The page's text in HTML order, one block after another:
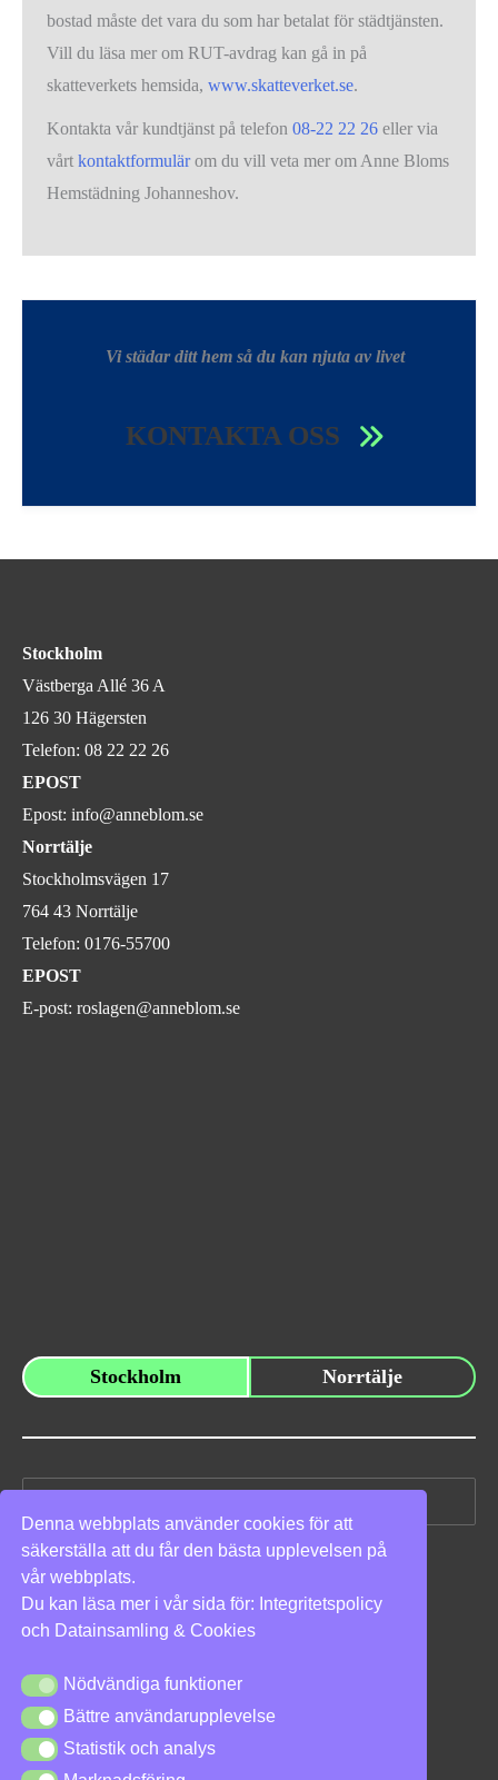
Denna webbplats använder cookies för att
säkerställa att du får den bästa upplevelsen på
vår webbplats.
Du kan läsa mer i vår sida för: Integritetspolicy
och Datainsamling & Cookies
Nödvändiga funktioner
Nödvändiga funktioner
Bättre användarupplevelse
Bättre användarupplevelse
Statistik och analys
Statistik och analys
bostad måste det vara du som har betalat för städtjänsten.
Vill du läsa mer om RUT-avdrag kan gå in på
skatteverkets hemsida,www.skatteverket.se.
Kontakta vår kundtjänst på telefon08-22 22 26 eller via
vårtkontaktformulärom du vill veta mer om Anne Bloms
Hemstädning Johanneshov.
Vi städar ditt hem så du kan njuta av livet
KONTAKTA OSS
Stockholm
Västberga Allé 36 A
126 30 Hägersten
Telefon: 08 22 22 26
EPOST
Epost: info@anneblom.se
Norrtälje
Stockholmsvägen 17
764 43 Norrtälje
Telefon: 0176-55700
EPOST
E-post: roslagen@anneblom.se
Stockholm Norrtälje
Sök
efter:
Vi stöder
Integritetspolicy|